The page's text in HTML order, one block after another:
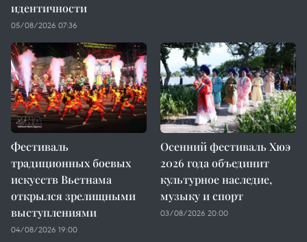
идентичности
05/08/2026 07:36
Фестиваль
традиционных боевых
искусств Вьетнама
открылся зрелищными
выступлениями
04/08/2026 19:00
Осенний фестиваль Хюэ
2026 года объединит
культурное наследие,
музыку и спорт
03/08/2026 20:00